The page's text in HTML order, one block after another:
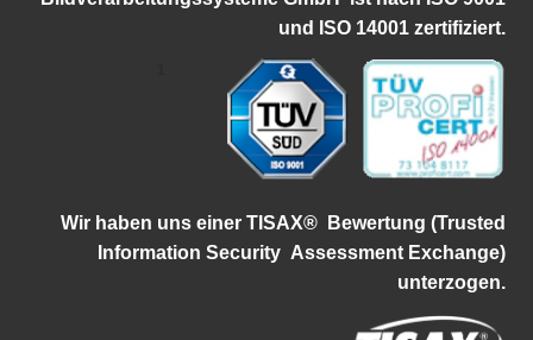
und ISO 14001 zertifiziert.
Wir haben uns einer TISAX®
Bewertung (Trusted
Information Security Assessment Exchange)
unterzogen.